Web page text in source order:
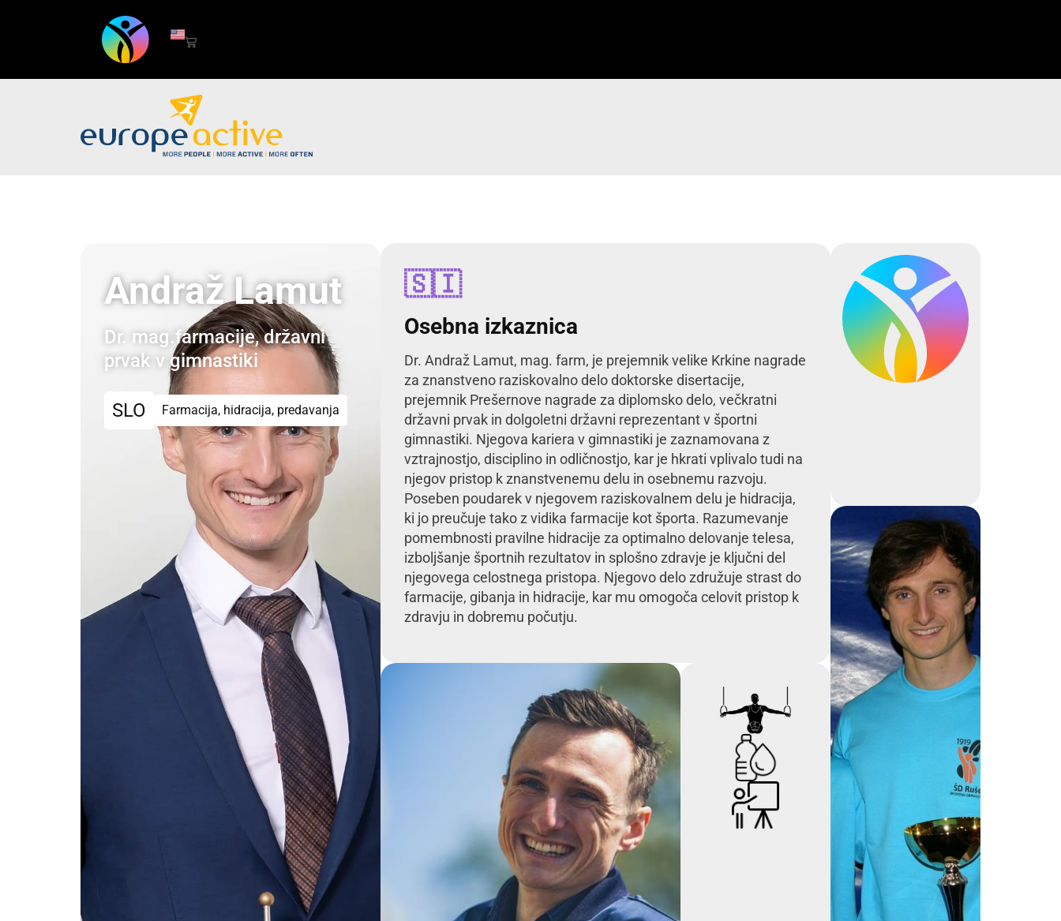
Andraž Lamut
Dr. mag.farmacije, državni
prvak v gimnastiki
SLO Farmacija, hidracija, predavanja
🇸🇮
Osebna izkaznica
Dr. Andraž Lamut, mag. farm, je prejemnik velike Krkine nagrade
za znanstveno raziskovalno delo doktorske disertacije,
prejemnik Prešernove nagrade za diplomsko delo, večkratni
državni prvak in dolgoletni državni reprezentant v športni
gimnastiki. Njegova kariera v gimnastiki je zaznamovana z
vztrajnostjo, disciplino in odličnostjo, kar je hkrati vplivalo tudi na
njegov pristop k znanstvenemu delu in osebnemu razvoju.
Poseben poudarek v njegovem raziskovalnem delu je hidracija,
ki jo preučuje tako z vidika farmacije kot športa. Razumevanje
pomembnosti pravilne hidracije za optimalno delovanje telesa,
izboljšanje športnih rezultatov in splošno zdravje je ključni del
njegovega celostnega pristopa. Njegovo delo združuje strast do
farmacije, gibanja in hidracije, kar mu omogoča celovit pristop k
zdravju in dobremu počutju.